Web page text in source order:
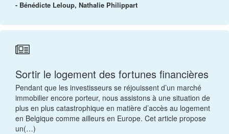
- Bénédicte Leloup, Nathalie Philippart
Sortir le logement des fortunes financières
Pendant que les investisseurs se réjouissent d’un marché
immobilier encore porteur, nous assistons à une situation de
plus en plus catastrophique en matière d’accès au logement
en Belgique comme ailleurs en Europe. Cet article propose
un(…)